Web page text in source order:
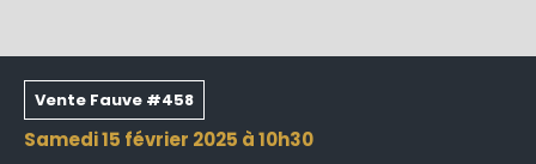
Vente Fauve #458
samedi 15 février 2025 à 10h30